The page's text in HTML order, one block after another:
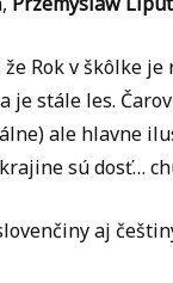
Rok v škôlke je
je stále les.
ale hlavne
sú dosť…
aj